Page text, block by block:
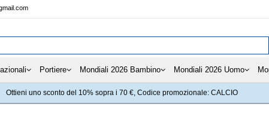
Portiere Mondiali 2026 Bambino Mondiali 2026 Uomo
Ottieni uno sconto del 10% sopra i 70 €, Codice promozionale: CALCIO